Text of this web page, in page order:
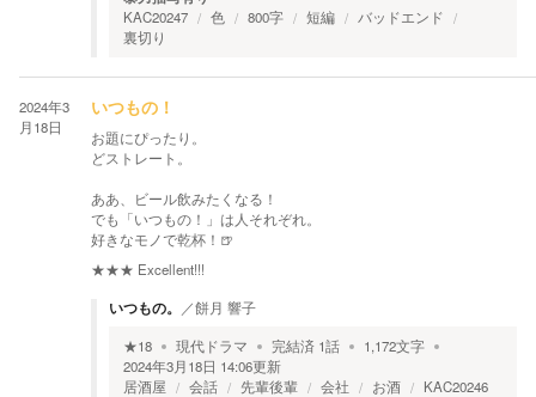
KAC20247 色 800字 短編
バッドエンド
裏切り
2024年3
月18日
いつもの！
お題にぴったり。
どストレート。
ああ、ビール飲みたくなる！
でも「いつもの！」は人それぞれ。
好きなモノで乾杯！🍺
★★★ Excellent!!!
いつもの。 ／餅月 響子
★18 現代ドラマ 完結済 1話 1,172文字
2024年3月18日 14:06更新
居酒屋
会話 先輩後輩 会社 お酒 KAC20246